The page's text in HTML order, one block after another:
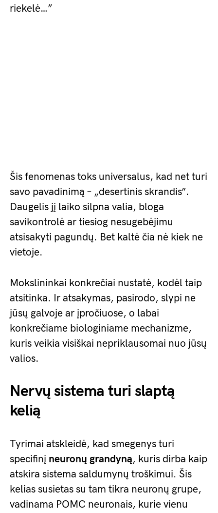
riekelė…”
Šis fenomenas toks universalus, kad net turi
savo pavadinimą – „desertinis skrandis”.
Daugelis jį laiko silpna valia, bloga
savikontrolė ar tiesiog nesugebėjimu
atsisakyti pagundų. Bet kaltė čia nė kiek ne
vietoje.
Mokslininkai konkrečiai nustatė, kodėl taip
atsitinka. Ir atsakymas, pasirodo, slypi ne
jūsų galvoje ar įpročiuose, o labai
konkrečiame biologiniame mechanizme,
kuris veikia visiškai nepriklausomai nuo jūsų
valios.
Nervų sistema turi slaptą
kelią
Tyrimai atskleidė, kad smegenys turi
specifinį neuronų grandyną, kuris dirba kaip
atskira sistema saldumynų troškimui. Šis
kelias susietas su tam tikra neuronų grupe,
vadinama POMC neuronais, kurie vienu